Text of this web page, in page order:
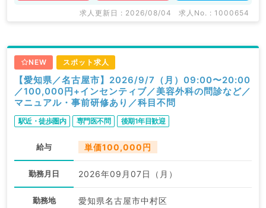
求人更新日 : 2026/08/04 求人No. : 1000654
NEW スポット求人
【愛知県／名古屋市】2026/9/7（月）09:00〜20:00
／100,000円+インセンティブ／美容外科の問診など／
マニュアル・事前研修あり／科目不問
駅近・徒歩圏内 専門医不問 後期1年目歓迎
給与 単価100,000円
勤務月日 2026年09月07日（月）
勤務地 愛知県名古屋市中村区